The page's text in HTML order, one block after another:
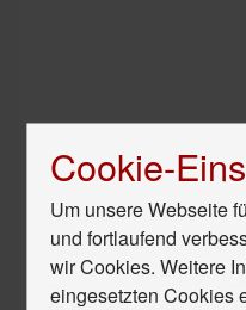
Der Autor
Wolfgang Hünnekens
Electronic Business
Cookie-
Um unsere Webseite
und fortlaufend
wir Cookies. Weitere
eingesetzten Cookies